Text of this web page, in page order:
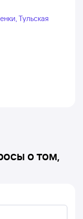
Тульская
о том,